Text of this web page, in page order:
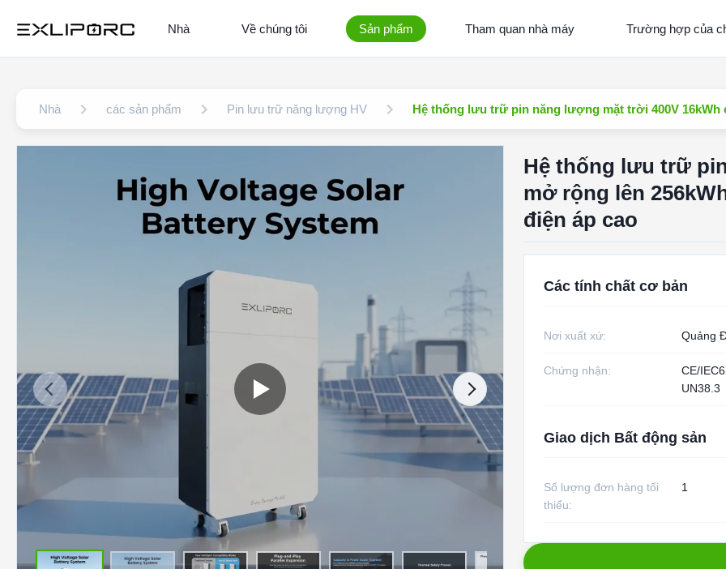
Nhà Về chúng tôi Sản phẩm Tham quan nhà máy Trường hợp của
Nhà các sản phẩm Pin lưu trữ năng lượng HV Hệ thống lưu trữ pin năng lượng mặt trời 400V
Hệ thống lưu trữ
mở rộng lên
điện áp cao
Các tính chất cơ bản
Nơi xuất xứ: Quảng
Chứng nhận:
CE/
UN38.3
Giao dịch Bất động sản
Số lượng đơn hàng tối
thiểu:
1